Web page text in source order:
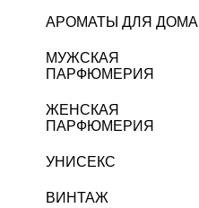
АРОМАТЫ ДЛЯ ДОМА
МУЖСКАЯ
ПАРФЮМЕРИЯ
ЖЕНСКАЯ
ПАРФЮМЕРИЯ
УНИСЕКС
ВИНТАЖ